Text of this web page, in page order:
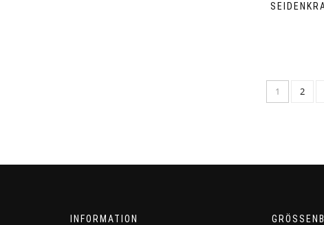
1 2
INFORMATION